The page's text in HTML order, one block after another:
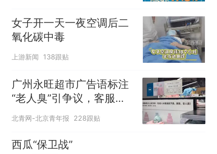
女子开一天一夜空调后二
氧化碳中毒
上游新闻 138跟贴
广州永旺超市广告语标注
“老人臭”引争议，客服回
应
北青网-北京青年报 228跟贴
西瓜“保卫战”